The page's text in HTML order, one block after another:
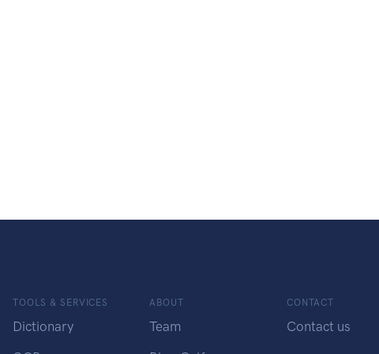
TOOLS & SERVICES
Dictionary
ABOUT
Team
CONTACT
Contact us